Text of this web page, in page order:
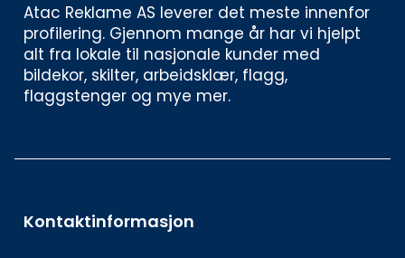
Atac Reklame AS leverer det meste innenfor
profilering. Gjennom mange år har vi hjelpt
alt fra lokale til nasjonale kunder med
bildekor, skilter, arbeidsklær, flagg,
flaggstenger og mye mer.
Kontaktinformasjon